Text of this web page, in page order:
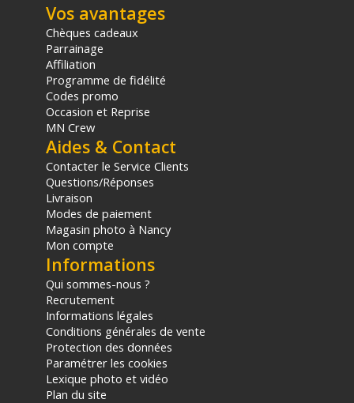
Vos avantages
Chèques cadeaux
Parrainage
Affiliation
Programme de fidélité
Codes promo
Occasion et Reprise
MN Crew
Aides & Contact
Contacter le Service Clients
Questions/Réponses
Livraison
Modes de paiement
Magasin photo à Nancy
Mon compte
Informations
Qui sommes-nous ?
Recrutement
Informations légales
Conditions générales de vente
Protection des données
Paramétrer les cookies
Lexique photo et vidéo
Plan du site